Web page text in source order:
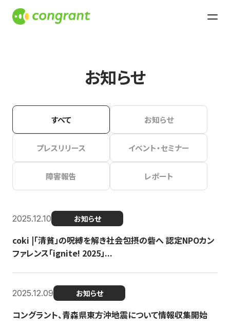
お知らせ
すべて お知らせ
プレスリリース イベント・セミナー
障害報告 レポート
2025.12.10 お知らせ
coki |「清貧」の呪縛を解き社会包摂の砦へ 認定NPOカン
ファレンス「ignite! 2025」...
2025.12.09 お知らせ
コングラント、青森県東方沖地震について情報収集開始